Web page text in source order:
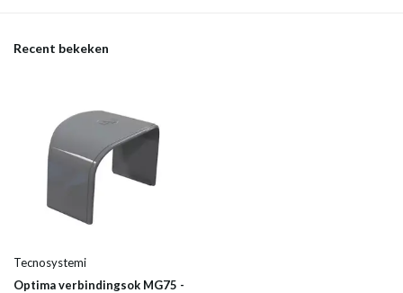
Recent bekeken
Tecnosystemi
Optima verbindingsok MG75 -